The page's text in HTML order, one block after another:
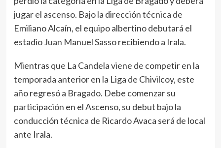
jugar el ascenso. Bajo la dirección técnica de
Emiliano Alcaín, el equipo albertino debutará el
estadio Juan Manuel Sasso recibiendo a Irala.
Mientras que La Candela viene de competir en la
temporada anterior en la Liga de Chivilcoy, este
año regresó a Bragado. Debe comenzar su
participación en el Ascenso, su debut bajo la
conducción técnica de Ricardo Avaca será de local
ante Irala.